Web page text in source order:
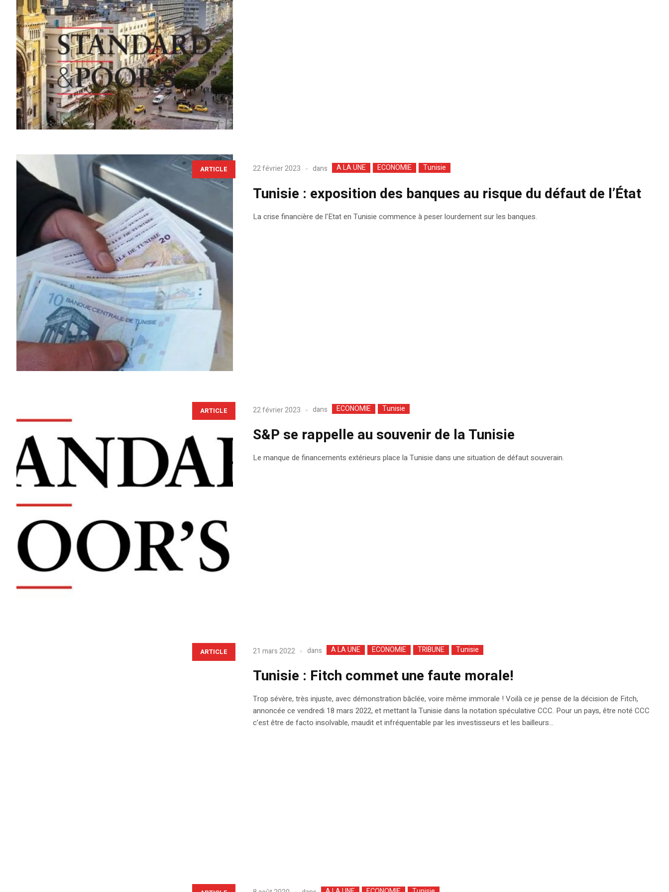
ARTICLE 22 février 2023 dans A LA UNE ECONOMIE Tunisie
Tunisie : exposition des banques au risque du défaut de l’État
La crise financière de l'Etat en Tunisie commence à peser lourdement sur les banques.
ARTICLE 22 février 2023 dans ECONOMIE Tunisie
S&P se rappelle au souvenir de la Tunisie
Le manque de financements extérieurs place la Tunisie dans une situation de défaut souverain.
ARTICLE 21 mars 2022 dans A LA UNE ECONOMIE TRIBUNE Tunisie
Tunisie : Fitch commet une faute morale!
Trop sévère, très injuste, avec démonstration bâclée, voire même immorale ! Voilà ce je pense de la décision de Fitch,
annoncée ce vendredi 18 mars 2022, et mettant la Tunisie dans la notation spéculative CCC. Pour un pays, être noté CCC
c’est être de facto insolvable, maudit et infréquentable par les investisseurs et les bailleurs...